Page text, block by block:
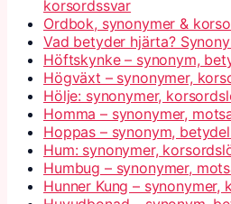
korsordssvar
Ordbok, synonymer &
Vad betyder hjärta?
Höftskynke – synonym,
Högväxt – synonymer,
Hölje: synonymer,
Homma – synonymer,
Hoppas – synonym,
Hum: synonymer,
Humbug – synonymer,
Hunner Kung –